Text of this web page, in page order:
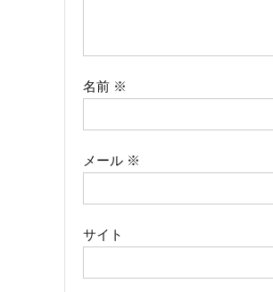
ン名前 ※
メール ※
サイト